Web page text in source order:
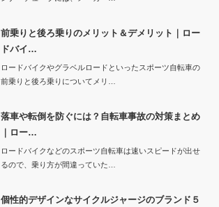
前乗りと後ろ乗りのメリット＆デメリット｜ロー
ドバイ…
ロードバイクやグラベルロードといったスポーツ自転車の
前乗りと後ろ乗りについてメリ…
落車や転倒を防ぐには？自転車事故の対策まとめ
｜ロー…
ロードバイクなどのスポーツ自転車は速いスピードが出せ
るので、乗り方が間違っていた…
個性的デザインなサイクルジャージのブランド５